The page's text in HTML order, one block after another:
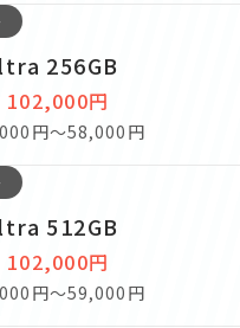
256GB
102,000円
円～58,000円
512GB
102,000円
円～59,000円